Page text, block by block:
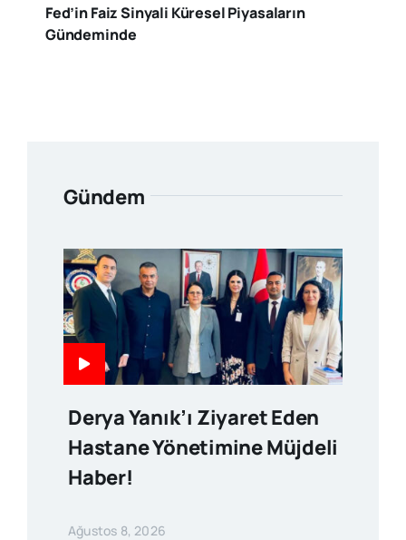
Fed’in Faiz Sinyali Küresel Piyasaların
Gündeminde
Gündem
Derya Yanık’ı Ziyaret Eden
Hastane Yönetimine Müjdeli
Haber!
Ağustos 8, 2026